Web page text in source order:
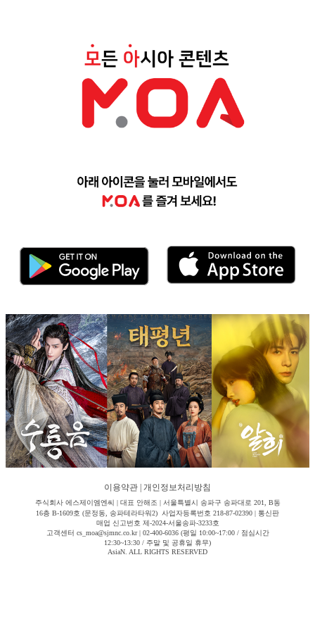
이용약관 개인정보처리방침
주식회사 에스제이엠엔씨 | 대표 안해조 | 서울특별시 송파구 송파대로 201, B동
16층 B-1609호 (문정동, 송파테라타워2) 사업자등록번호 218-87-02390 | 통신판
매업 신고번호 제-2024-서울송파-3233호
고객센터 cs_moa@sjmnc.co.kr | 02-400-6036 (평일 10:00~17:00 / 점심시간
12:30~13:30 / 주말 및 공휴일 휴무)
AsiaN. ALL RIGHTS RESERVED